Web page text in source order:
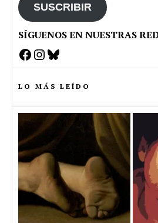
SUSCRIBIR
SÍGUENOS EN NUESTRAS
Facebook
Instagram
Bluesky
LO MÁS LEÍDO